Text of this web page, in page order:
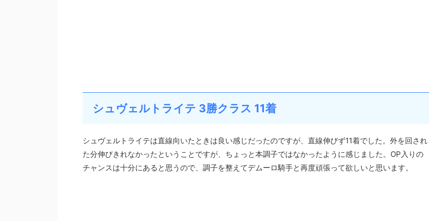
シュヴェルトライテ 3勝クラス 11着
シュヴェルトライテは直線向いたときは良い感じだったのですが、直線伸びず11着でした。外を回され
た分伸びきれなかったということですが、ちょっと本調子ではなかったように感じました。OP入りの
チャンスは十分にあると思うので、調子を整えてデムーロ騎手と再度頑張って欲しいと思います。